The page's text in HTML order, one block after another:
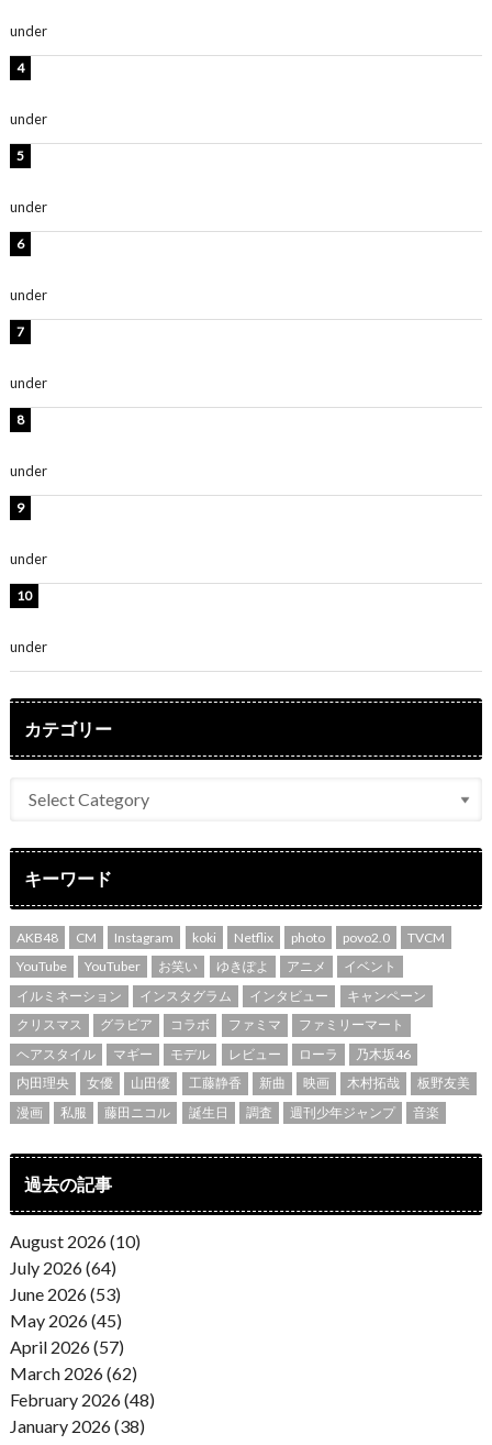
under
under
under
under
under
under
under
under
カテゴリー
キーワード
AKB48 CM Instagram koki Netflix photo povo2.0
TVCM
YouTube
YouTuber お笑い ゆきぽよ アニメ
イベント
イルミネーション
インスタグラム インタビュー
キャンペーン
クリスマス
グラビア コラボ ファミマ
ファミリーマート
ヘアスタイル
マギー モデル レビュー ローラ
乃木坂46
内田理央
女優 山田優 工藤静香 新曲 映画 木村拓哉
板野友美
漫画
私服 藤田ニコル 誕生日 調査 週刊少年ジャンプ 音楽
過去の記事
August 2026 (10)
July 2026 (64)
June 2026 (53)
May 2026 (45)
April 2026 (57)
March 2026 (62)
February 2026 (48)
January 2026 (38)